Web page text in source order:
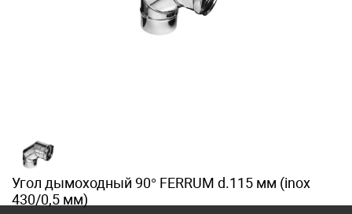
Угол дымоходный 90° FERRUM d.115 мм (inox
430/0,5 мм)